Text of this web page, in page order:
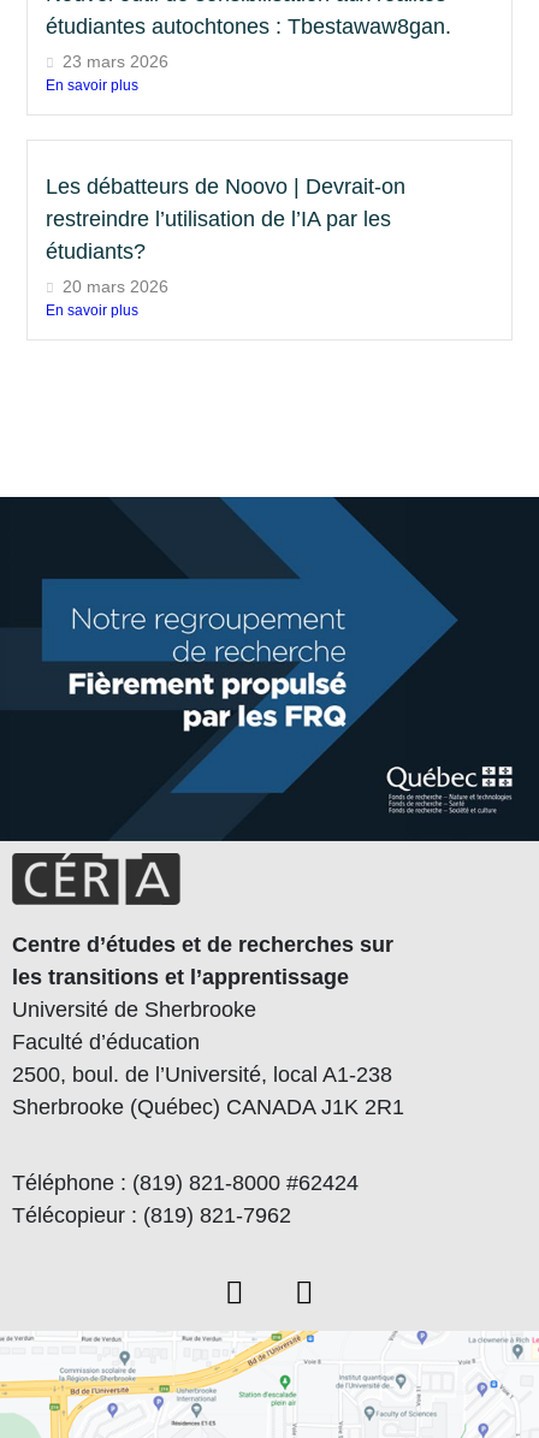
étudiantes autochtones : Tbestawaw8gan.
23 mars 2026
En savoir plus
Les débatteurs de Noovo | Devrait-on
restreindre l’utilisation de l’IA par les
étudiants?
20 mars 2026
En savoir plus
Centre d’études et de recherches sur
les transitions et l’apprentissage
Université de Sherbrooke
Faculté d’éducation
2500, boul. de l’Université, local A1-238
Sherbrooke (Québec) CANADA J1K 2R1
Téléphone : (819) 821-8000 #62424
Télécopieur : (819) 821-7962